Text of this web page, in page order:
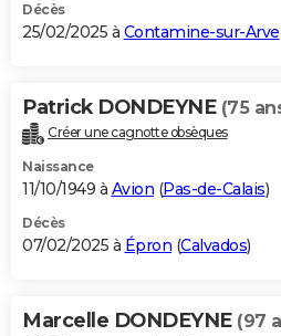
Décès
25/02/2025 à Contamine-sur-Arve
Patrick DONDEYNE (75
Créer une cagnotte obsèques
Naissance
11/10/1949 à Avion (Pas-de-Calais)
Décès
07/02/2025 à Épron (Calvados)
Marcelle DONDEYNE (97